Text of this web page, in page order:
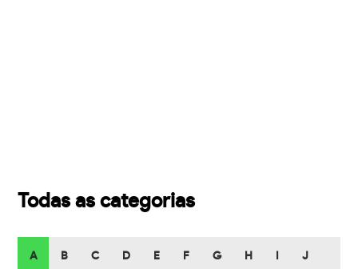
Todas as categorias
A B C D E F G H J